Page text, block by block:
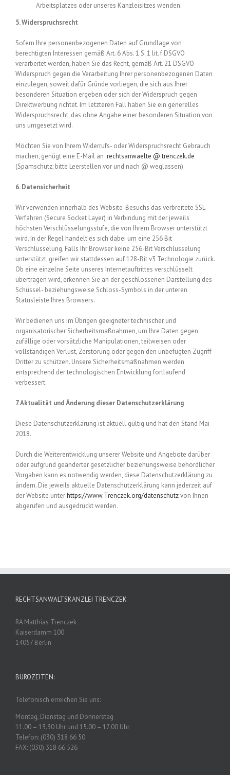
Arbeitsplatzes oder unseres Kanzleisitzes wenden.
5. Widerspruchsrecht
Sofern Ihre personenbezogenen Daten auf Grundlage von
berechtigten Interessen gemäß Art. 6 Abs. 1 S. 1 lit. f DSGVO
verarbeitet werden, haben Sie das Recht, gemäß Art. 21 DSGVO
Widerspruch gegen die Verarbeitung Ihrer personenbezogenen Daten
einzulegen, soweit dafür Gründe vorliegen, die sich aus Ihrer
besonderen Situation ergeben oder sich der Widerspruch gegen
Direktwerbung richtet. Im letzteren Fall haben Sie ein generelles
Widerspruchsrecht, das ohne Angabe einer besonderen Situation von
uns umgesetzt wird.
Möchten Sie von Ihrem Widerrufs- oder Widerspruchsrecht Gebrauch
machen, genügt eine E-Mail an rechtsanwaelte @ trenczek.de
(Spamschutz; bitte Leerstellen vor und nach @ weglassen)
6. Datensicherheit
Wir verwenden innerhalb des Website-Besuchs das verbreitete SSL-
Verfahren (Secure Socket Layer) in Verbindung mit der jeweils
höchsten Verschlüsselungsstufe, die von Ihrem Browser unterstützt
wird. In der Regel handelt es sich dabei um eine 256 Bit
Verschlüsselung. Falls Ihr Browser keine 256-Bit Verschlüsselung
unterstützt, greifen wir stattdessen auf 128-Bit v3 Technologie zurück.
Ob eine einzelne Seite unseres Internetauftrittes verschlüsselt
übertragen wird, erkennen Sie an der geschlossenen Darstellung des
Schüssel- beziehungsweise Schloss-Symbols in der unteren
Statusleiste Ihres Browsers.
Wir bedienen uns im Übrigen geeigneter technischer und
organisatorischer Sicherheitsmaßnahmen, um Ihre Daten gegen
zufällige oder vorsätzliche Manipulationen, teilweisen oder
vollständigen Verlust, Zerstörung oder gegen den unbefugten Zugriff
Dritter zu schützen. Unsere Sicherheitsmaßnahmen werden
entsprechend der technologischen Entwicklung fortlaufend
verbessert.
7. Aktualität und Änderung dieser Datenschutzerklärung
Diese Datenschutzerklärung ist aktuell gültig und hat den Stand Mai
2018.
Durch die Weiterentwicklung unserer Website und Angebote darüber
oder aufgrund geänderter gesetzlicher beziehungsweise behördlicher
Vorgaben kann es notwendig werden, diese Datenschutzerklärung zu
ändern. Die jeweils aktuelle Datenschutzerklärung kann jederzeit auf
der Website unterhttps://www.Trenczek.org/datenschutzvon Ihnen
abgerufen und ausgedruckt werden.
RECHTSANWALTSKANZLEI TRENCZEK
RA Matthias Trenczek
Kaiserdamm 100
14057 Berlin
BÜROZEITEN:
Telefonisch erreichen Sie uns:
Montag, Dienstag und Donnerstag
11.00 – 13.30 Uhr und 15.00 – 17.00 Uhr
Telefon: (030) 318 66 50
FAX: (030) 318 66 526